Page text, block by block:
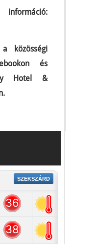
közösségi
és
Hotel &